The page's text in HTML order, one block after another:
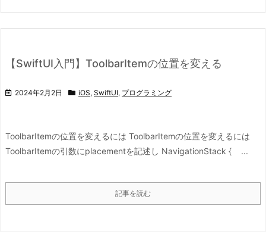
【SwiftUI入門】ToolbarItemの位置を変える
2024年2月2日 iOS, SwiftUI, プログラミング
ToolbarItemの位置を変えるには ToolbarItemの位置を変えるには
ToolbarItemの引数にplacementを記述し NavigationStack { ...
記事を読む